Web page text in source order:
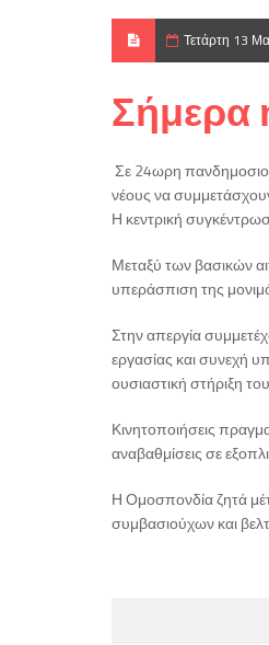
Τετάρτη 13
Σήμερα
Σε 24ωρη
νέους να
Η κεντρική
Μεταξύ των βασικών
υπεράσπιση της
Στην απεργία
εργασίας και συνεχή
ουσιαστική στήριξη
Κινητοποιήσεις
αναβαθμίσεις σε
Η Ομοσπονδία ζητά
συμβασιούχων και